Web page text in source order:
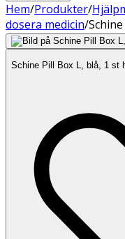
Hem/Produkter/
dosera medicin/
Schine Pill Box L, blå, 1 st